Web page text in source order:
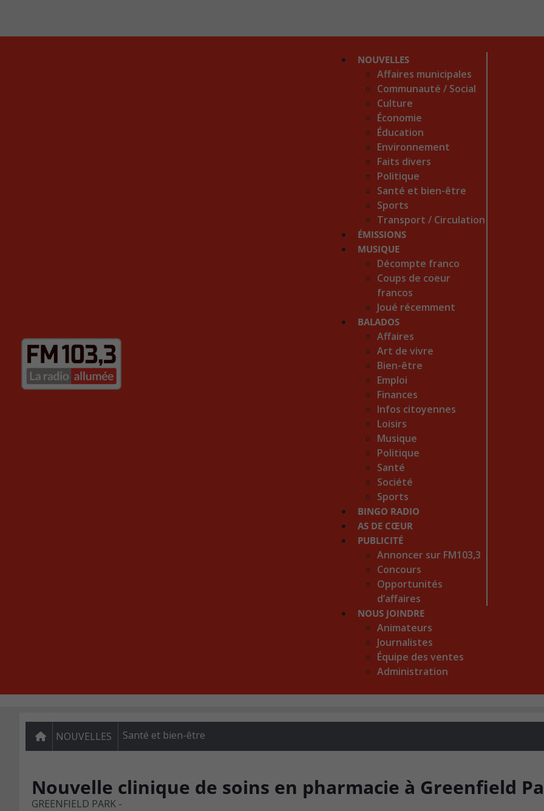
NOUVELLES
Affaires municipales
Communauté / Social
Culture
Économie
Éducation
Environnement
Faits divers
Politique
Santé et bien-être
Sports
Transport / Circulation
ÉMISSIONS
MUSIQUE
Décompte franco
Coups de coeur
francos
Joué récemment
BALADOS
Affaires
Art de vivre
Bien-être
Emploi
Finances
Infos citoyennes
Loisirs
Musique
Politique
Santé
Société
Sports
BINGO RADIO
AS DE CŒUR
PUBLICITÉ
Annoncer sur FM103,3
Concours
Opportunités
d’affaires
NOUS JOINDRE
Animateurs
Journalistes
Équipe des ventes
Administration
NOUVELLES Santé et bien-être
Nouvelle clinique de soins en pharmacie à Greenfield
GREENFIELD PARK -